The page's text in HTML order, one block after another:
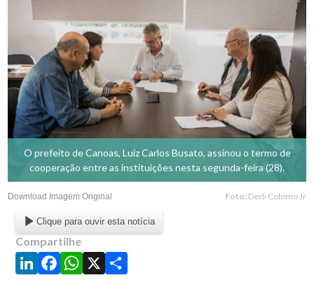
O prefeito de Canoas, Luiz Carlos Busato, assinou o termo de
cooperação entre as instituições nesta segunda-feira (28).
Download Imagem Original Foto: Derli Colomo Jr
Clique para ouvir esta notícia
Compartilhe
LinkedIn
Facebook
WhatsApp
X Share